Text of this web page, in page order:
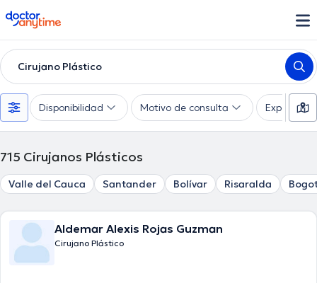
doctoranytime
Cirujano Plástico
Disponibilidad Motivo de consulta Experiencia
715 Cirujanos Plásticos
Valle del Cauca Santander Bolívar Risaralda
Aldemar Alexis Rojas Guzman
Cirujano Plástico